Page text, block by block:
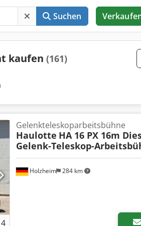
Suchen
kaufen (161)
Holzheim 284 km
Gelenkteleskoparbeitsbühne
Haulotte HA 16 PX 16m
Gelenk-Teleskop-